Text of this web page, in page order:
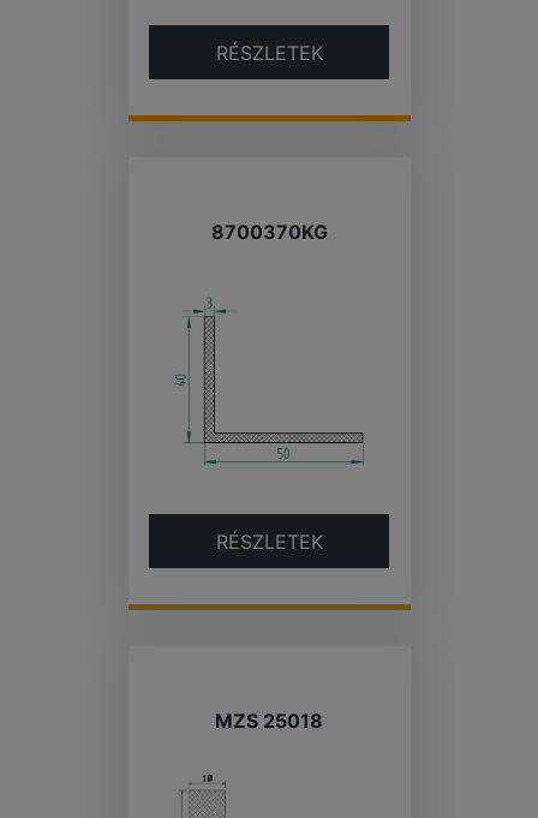
RÉSZLETEK
8700370KG
RÉSZLETEK
MZS 25018